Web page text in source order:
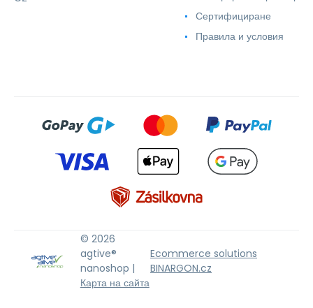
Сертифициране
Правила и условия
© 2026
agtive®
nanoshop |
Карта на сайта
Ecommerce solutions
BINARGON.cz